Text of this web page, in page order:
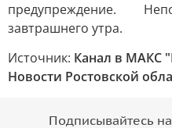
предупреждение.
завтрашнего утра.
Источник: Канал в МАКС
Новости Ростовской
Подписывайтесь